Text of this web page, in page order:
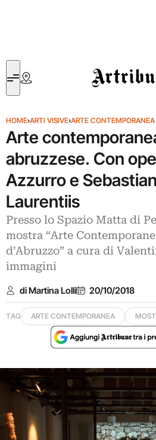
Artribune
HOME›ARTI VISIVE›ARTE CONTEMPORANEA
Arte
abruzzese. Con
Azzurro e
Laurentiis
Presso lo Spazio Matta di
mostra “Arte
d’Abruzzo” a cura di
immagini
di Martina Lolli 20/10/2018
TAG ARTE CONTEMPORANEA